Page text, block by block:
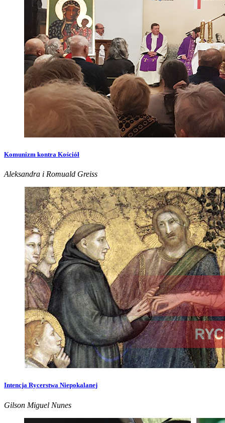
Komunizm kontra Kościół
Aleksandra i Romuald Greiss
Intencja Rycerstwa Niepokalanej
Gilson Miguel Nunes